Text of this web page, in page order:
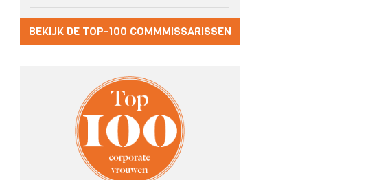
BEKIJK DE TOP-100 COMMMISSARISSEN